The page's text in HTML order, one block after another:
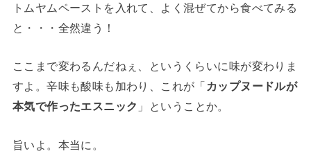
トムヤムペーストを入れて、よく混ぜてから食べてみる
と・・・全然違う！
ここまで変わるんだねぇ、というくらいに味が変わりま
すよ。辛味も酸味も加わり、これが「 カップヌードルが
本気で作ったエスニック 」ということか。
旨いよ。本当に。